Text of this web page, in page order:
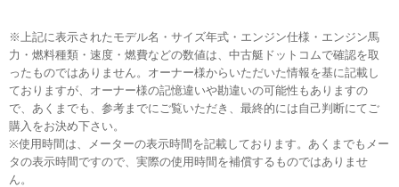
※上記に表示されたモデル名・サイズ年式・エンジン仕様・エンジン馬
力・燃料種類・速度・燃費などの数値は、中古艇ドットコムで確認を取
ったものではありません。オーナー様からいただいた情報を基に記載し
ておりますが、オーナー様の記憶違いや勘違いの可能性もありますの
で、あくまでも、参考までにご覧いただき、最終的には自己判断にてご
購入をお決め下さい。
※使用時間は、メーターの表示時間を記載しております。あくまでもメー
タの表示時間ですので、実際の使用時間を補償するものではありませ
ん。